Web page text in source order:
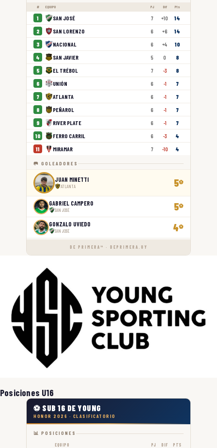
# EQUIPO PJ Dif Pts
1 SAN JOSÉ 7 +10 14
2 SAN LORENZO 6 +6 14
3 NACIONAL 6 +4 10
4 SAN JAVIER 5 0 8
5 EL TRÉBOL 7 -3 8
6 UNIÓN 6 -1 7
7 ATLANTA 6 -1 7
8 PEÑAROL 6 -1 7
9 RIVER PLATE 6 -1 7
10 FERRO CARRIL 6 -3 4
11 MIRAMAR 7 -10 4
🥅 GOLEADORES
JUAN MINETTI
ATLANTA 5⚽
GABRIEL CAMPERO
SAN JOSÉ 5⚽
GONZALO UVIEDO
SAN JOSÉ 4⚽
DE PRIMERA™ · DEPRIMERA.UY
Posiciones U16
⚽ SUB 16 DE YOUNG
HONOR 2026 · CLASIFICATORIO
📊 POSICIONES
EQUIPO PJ DIF PTS